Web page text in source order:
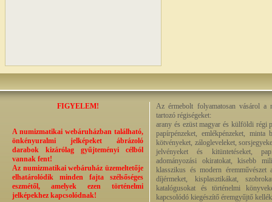
FIGYELEM!
A numizmatikai webáruházban található,
önkényuralmi jelképeket ábrázoló
darabok kizárólag gyűjteményi célból
vannak fent!
Az numizmatikai webáruház üzemeltetője
elhatárolódik minden fajta szélsőséges
eszmétől, amelyek ezen történelmi
jelképekhez kapcsolódnak!
Az érmebolt folyamatosan vásárol a
tartozó régiségeket:
arany és ezüst magyar és külföldi régi
papírpénzeket, emlékpénzeket, minta
kötvényeket, zálogleveleket,
jelvényeket és kitüntetéseket,
adományozási okiratokat, kisebb
klasszikus és modern éremművészet
díjérmeket, kisplasztikákat,
katalógusokat és történelmi
kapcsolódó kiegészítő éremgyűjtő